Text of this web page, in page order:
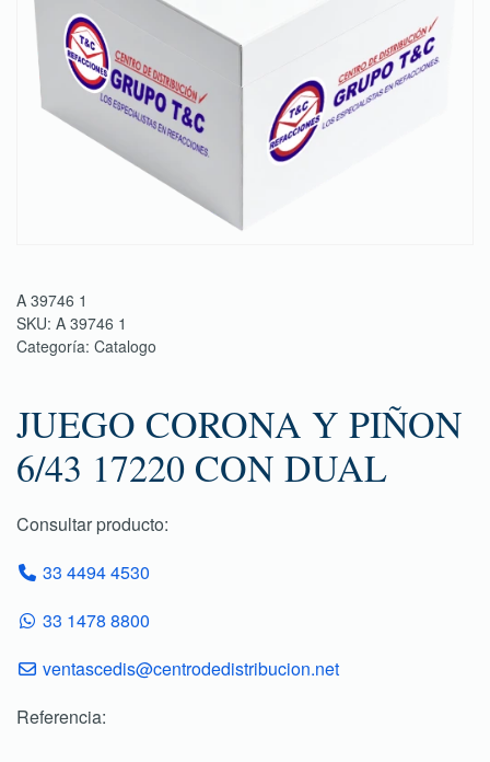
A 39746 1
SKU: A 39746 1
Categoría: Catalogo
JUEGO CORONA Y PIÑON
6/43 17220 CON DUAL
Consultar producto:
33 4494 4530
33 1478 8800
ventascedis@centrodedistribucion.net
Referencia: